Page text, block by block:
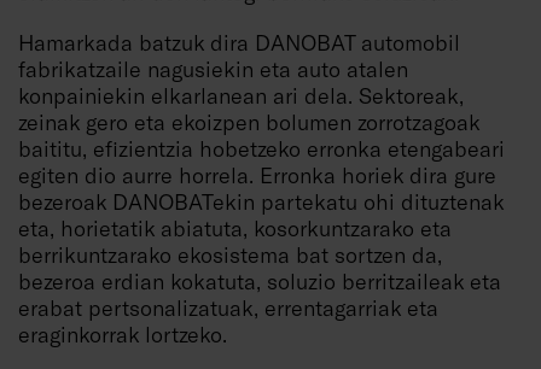
Hamarkada batzuk dira DANOBAT automobil
fabrikatzaile nagusiekin eta auto atalen
konpainiekin elkarlanean ari dela. Sektoreak,
zeinak gero eta ekoizpen bolumen zorrotzagoak
baititu, efizientzia hobetzeko erronka etengabeari
egiten dio aurre horrela. Erronka horiek dira gure
bezeroak DANOBATekin partekatu ohi dituztenak
eta, horietatik abiatuta, kosorkuntzarako eta
berrikuntzarako ekosistema bat sortzen da,
bezeroa erdian kokatuta, soluzio berritzaileak eta
erabat pertsonalizatuak, errentagarriak eta
eraginkorrak lortzeko.